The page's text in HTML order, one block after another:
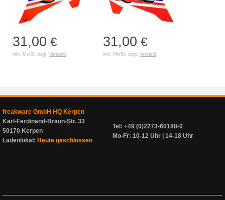
31,00 €
inkl. MwSt. zzgl. Versand
31,00 €
inkl. MwSt. zzgl. Versand
freakware GmbH HQ Kerpen
Karl-Ferdinand-Braun-Str. 33
50170 Kerpen
Ladenlokal: Heute geschlossen
Tel: +49 (0)2273-60188-0
Mo-Fr: 10-12 Uhr | 14-18 Uhr